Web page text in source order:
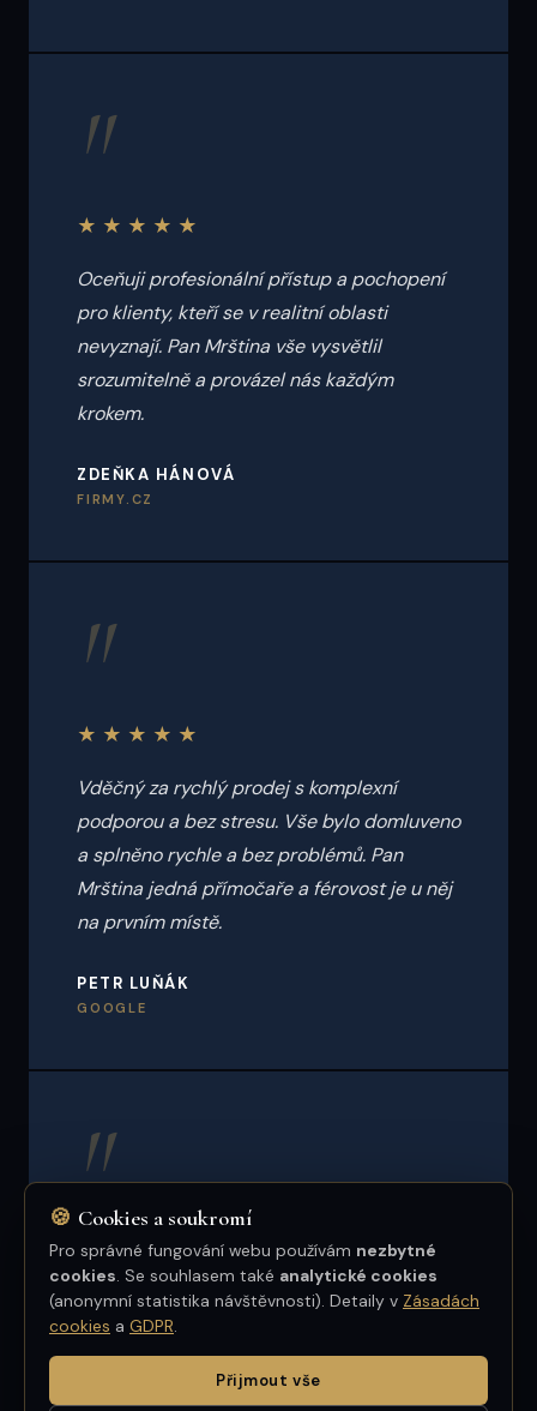
"
★★★★★
Oceňuji profesionální přístup a pochopení
pro klienty, kteří se v realitní oblasti
nevyznají. Pan Mrština vše vysvětlil
srozumitelně a provázel nás každým
krokem.
ZDEŇKA HÁNOVÁ
FIRMY.CZ
"
★★★★★
Vděčný za rychlý prodej s komplexní
podporou a bez stresu. Vše bylo domluveno
a splněno rychle a bez problémů. Pan
Mrština jedná přímočaře a férovost je u něj
na prvním místě.
PETR LUŇÁK
GOOGLE
"
★★★★★
Profesionální a příjemné jednání — pan
Mrština byl velmi nápomocný i po skončení
transakce. Skvělá komunikace, spolehlivost
a výsledek nad očekávání. Mohu jen
🍪 Cookies a soukromí
Pro správné fungování webu používám nezbytné
cookies. Se souhlasem také analytické cookies
(anonymní statistika návštěvnosti). Detaily v Zásadách
cookies a GDPR.
Přijmout vše